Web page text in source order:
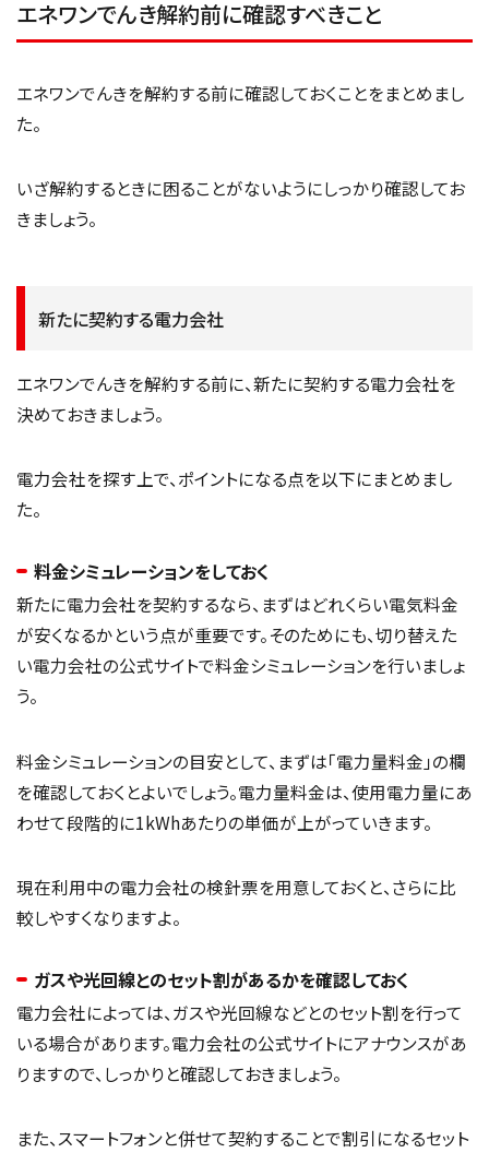
エネワンでんき解約前に確認すべきこと
エネワンでんきを解約する前に確認しておくことをまとめまし
た。
いざ解約するときに困ることがないようにしっかり確認してお
きましょう。
新たに契約する電力会社
エネワンでんきを解約する前に、新たに契約する電力会社を
決めておきましょう。
電力会社を探す上で、ポイントになる点を以下にまとめまし
た。
料金シミュレーションをしておく
新たに電力会社を契約するなら、まずはどれくらい電気料金
が安くなるかという点が重要です。そのためにも、切り替えた
い電力会社の公式サイトで料金シミュレーションを行いましょ
う。
料金シミュレーションの目安として、まずは「電力量料金」の欄
を確認しておくとよいでしょう。電力量料金は、使用電力量にあ
わせて段階的に1kWhあたりの単価が上がっていきます。
現在利用中の電力会社の検針票を用意しておくと、さらに比
較しやすくなりますよ。
ガスや光回線とのセット割があるかを確認しておく
電力会社によっては、ガスや光回線などとのセット割を行って
いる場合があります。電力会社の公式サイトにアナウンスがあ
りますので、しっかりと確認しておきましょう。
また、スマートフォンと併せて契約することで割引になるセット